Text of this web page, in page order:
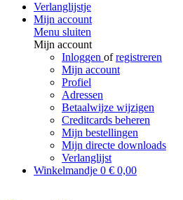
Verlanglijstje
Mijn account
Menu sluiten
Mijn account
Inloggen ofregistreren
Mijn account
Profiel
Adressen
Betaalwijze wijzigen
Creditcards beheren
Mijn bestellingen
Mijn directe downloads
Verlanglijst
Winkelmandje 0 € 0,00